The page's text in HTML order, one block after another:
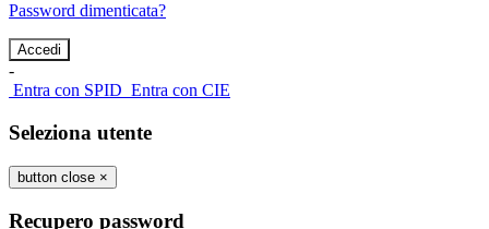
Password dimenticata?
-
Entra con SPID Entra con CIE
Seleziona utente
button close ×
Recupero password